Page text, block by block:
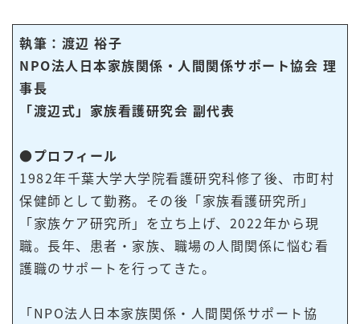
執筆：渡辺 裕子
NPO法人日本家族関係・人間関係サポート協会 理
事長
「渡辺式」家族看護研究会 副代表
●プロフィール
1982年千葉大学大学院看護研究科修了後、市町村
保健師として勤務。その後「家族看護研究所」
「家族ケア研究所」を立ち上げ、2022年から現
職。長年、患者・家族、職場の人間関係に悩む看
護職のサポートを行ってきた。
「NPO法人日本家族関係・人間関係サポート協